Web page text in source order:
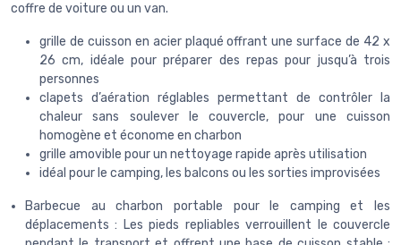
coffre de voiture ou un van.
grille de cuisson en acier plaqué offrant une surface de 42 x
26 cm, idéale pour préparer des repas pour jusqu’à trois
personnes
clapets d’aération réglables permettant de contrôler la
chaleur sans soulever le couvercle, pour une cuisson
homogène et économe en charbon
grille amovible pour un nettoyage rapide après utilisation
idéal pour le camping, les balcons ou les sorties improvisées
Barbecue au charbon portable pour le camping et les
déplacements : Les pieds repliables verrouillent le couvercle